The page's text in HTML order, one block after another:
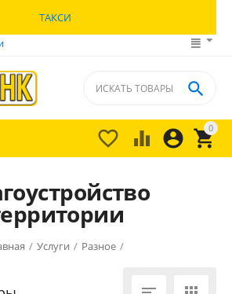
ТАКСИ
0


 

/ Услуги / Разное /